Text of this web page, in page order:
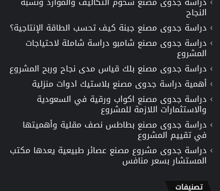
النجاح
دراسة جدوى مصنع جبنة كيف تحسب الطاقة الإنتاجية؟
دراسة جدوى مصنع شامبو دراسة شاملة لاحتياجات
المشروع
دراسة جدوى مصنع بلك قياس مدى نجاح وربح المشروع
أهمية دراسة جدوى مصنع بلاستيك ادوات منزلية
دراسة جدوى مصنع اكواب ورقية في السعودية
والاستثمارات اللازمة للمشروع
دراسة جدوى مصنع بطاطس نصف مقلية وأهميتها
في تقييم المشروع
دراسة جدوى مشروع مصنع عصائر طبيعية يعدها مكتب
المستشار بسعر منافس
تصنيفات